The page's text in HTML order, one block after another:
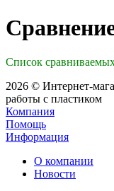
Список
2026 © Интернет-
работы с пластиком
Компания
Помощь
Информация
О компании
Новости